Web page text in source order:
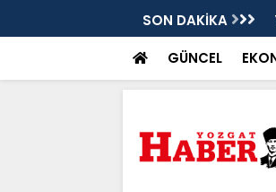
SON DAKİKA
GÜNCEL